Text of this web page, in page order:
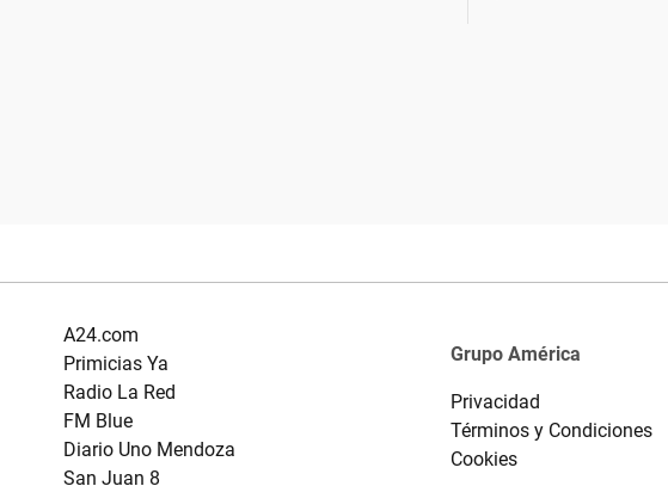
A24.com
Primicias Ya
Radio La Red
FM Blue
Diario Uno Mendoza
San Juan 8
Grupo América
Privacidad
Términos y Condiciones
Cookies